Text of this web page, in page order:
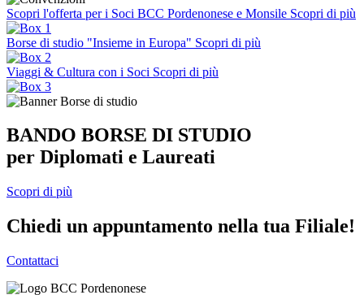
Scopri l'offerta per i Soci BCC Pordenonese e Monsile Scopri di più
Borse di studio "Insieme in Europa" Scopri di più
Viaggi & Cultura con i Soci Scopri di più
BANDO BORSE DI STUDIO
per Diplomati e Laureati
Scopri di più
Chiedi un appuntamento nella tua Filiale!
Contattaci